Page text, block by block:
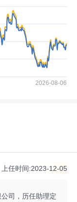
上任时间:2023-12-05
司，历任助理定